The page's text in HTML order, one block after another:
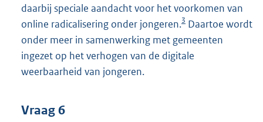
daarbij speciale aandacht voor het voorkomen van
online radicalisering onder jongeren.3 Daartoe wordt
onder meer in samenwerking met gemeenten
ingezet op het verhogen van de digitale
weerbaarheid van jongeren.
Vraag 6